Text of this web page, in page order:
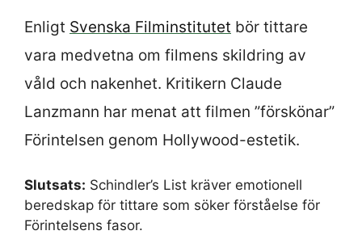
Enligt Svenska Filminstitutet bör tittare
vara medvetna om filmens skildring av
våld och nakenhet. Kritikern Claude
Lanzmann har menat att filmen ”förskönar”
Förintelsen genom Hollywood-estetik.
Slutsats: Schindler’s List kräver emotionell
beredskap för tittare som söker förståelse för
Förintelsens fasor.